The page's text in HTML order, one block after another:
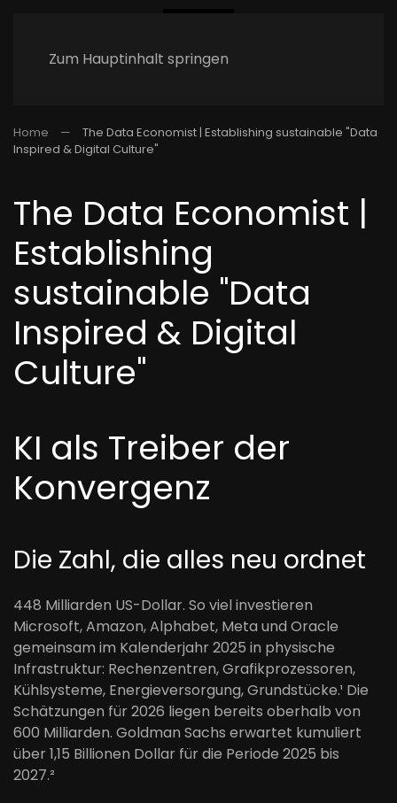
Zum Hauptinhalt springen
Home
The Data Economist | Establishing sustainable "Data
Inspired & Digital Culture"
The Data Economist |
Establishing
sustainable "Data
Inspired & Digital
Culture"
KI als Treiber der
Konvergenz
Die Zahl, die alles neu ordnet
448 Milliarden US-Dollar. So viel investieren
Microsoft, Amazon, Alphabet, Meta und Oracle
gemeinsam im Kalenderjahr 2025 in physische
Infrastruktur: Rechenzentren, Grafikprozessoren,
Kühlsysteme, Energieversorgung, Grundstücke.¹ Die
Schätzungen für 2026 liegen bereits oberhalb von
600 Milliarden. Goldman Sachs erwartet kumuliert
über 1,15 Billionen Dollar für die Periode 2025 bis
2027.²